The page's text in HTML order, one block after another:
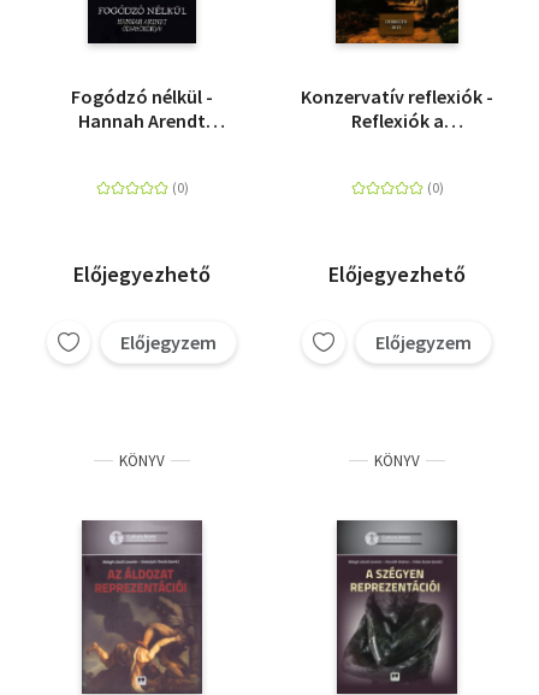
Fogódzó nélkül -
Hannah Arendt
Előjegyezhető
Előjegyzem
Konzervatív reflexiók -
Reflexiók a
Előjegyezhető
Előjegyzem
KÖNYV KÖNYV